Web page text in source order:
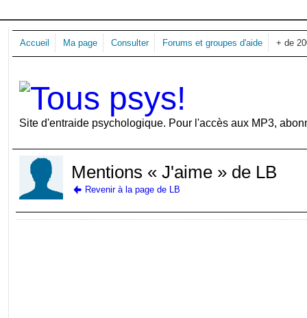
Site d'entraide psychologique. Pour l'accès aux MP3,
Accueil Ma page Consulter Forums et groupes d'aide + de
Mentions « J'aime » de LB
Revenir à la page de LB